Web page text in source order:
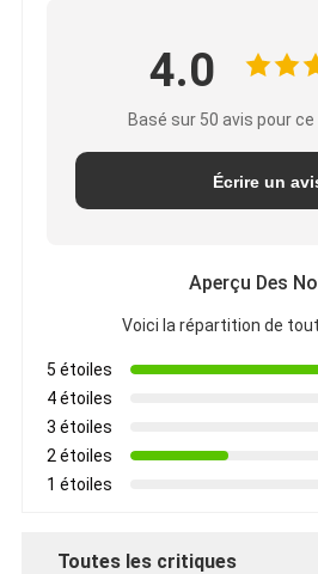
4.0
Basé sur 50 avis pour
Écrire un
Aperçu Des
Voici la répartition de
5 étoiles
4 étoiles
3 étoiles
2 étoiles
1 étoiles
Toutes les critiques